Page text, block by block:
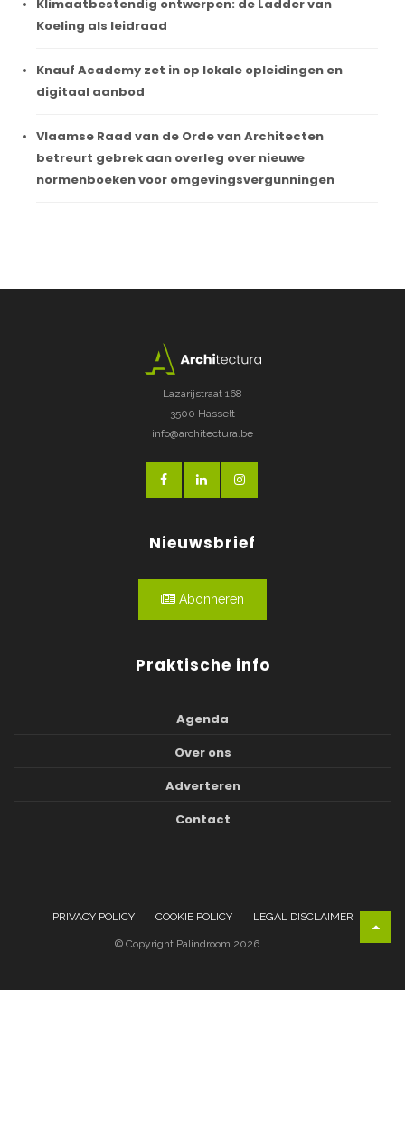
Klimaatbestendig ontwerpen: de Ladder van
Koeling als leidraad
Knauf Academy zet in op lokale opleidingen en
digitaal aanbod
Vlaamse Raad van de Orde van Architecten
betreurt gebrek aan overleg over nieuwe
normenboeken voor omgevingsvergunningen
Lazarijstraat 168
3500 Hasselt
info@architectura.be
Nieuwsbrief
Abonneren
Praktische info
Agenda
Over ons
Adverteren
Contact
PRIVACY POLICY COOKIE POLICY LEGAL DISCLAIMER
© Copyright Palindroom 2026